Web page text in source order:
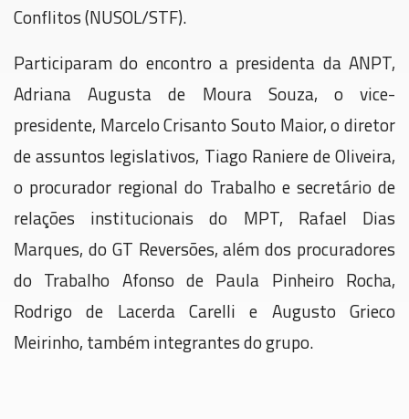
Conflitos (NUSOL/STF).
Participaram do encontro a presidenta da ANPT,
Adriana Augusta de Moura Souza, o vice-
presidente, Marcelo Crisanto Souto Maior, o diretor
de assuntos legislativos, Tiago Raniere de Oliveira,
o procurador regional do Trabalho e secretário de
relações institucionais do MPT, Rafael Dias
Marques, do GT Reversões, além dos procuradores
do Trabalho Afonso de Paula Pinheiro Rocha,
Rodrigo de Lacerda Carelli e Augusto Grieco
Meirinho, também integrantes do grupo.